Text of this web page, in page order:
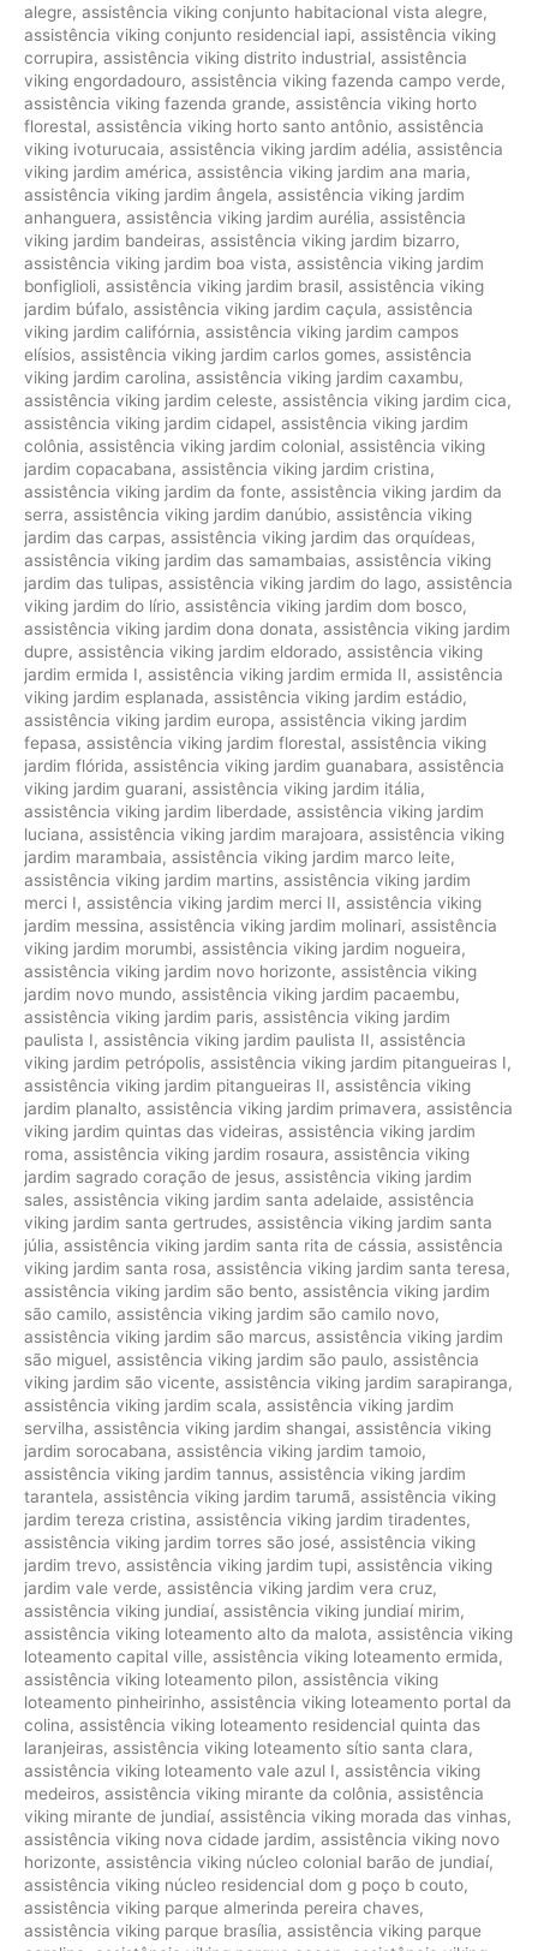
alegre, assistência viking conjunto habitacional vista alegre,
assistência viking conjunto residencial iapi, assistência viking
corrupira, assistência viking distrito industrial, assistência
viking engordadouro, assistência viking fazenda campo verde,
assistência viking fazenda grande, assistência viking horto
florestal, assistência viking horto santo antônio, assistência
viking ivoturucaia, assistência viking jardim adélia, assistência
viking jardim américa, assistência viking jardim ana maria,
assistência viking jardim ângela, assistência viking jardim
anhanguera, assistência viking jardim aurélia, assistência
viking jardim bandeiras, assistência viking jardim bizarro,
assistência viking jardim boa vista, assistência viking jardim
bonfiglioli, assistência viking jardim brasil, assistência viking
jardim búfalo, assistência viking jardim caçula, assistência
viking jardim califórnia, assistência viking jardim campos
elísios, assistência viking jardim carlos gomes, assistência
viking jardim carolina, assistência viking jardim caxambu,
assistência viking jardim celeste, assistência viking jardim cica,
assistência viking jardim cidapel, assistência viking jardim
colônia, assistência viking jardim colonial, assistência viking
jardim copacabana, assistência viking jardim cristina,
assistência viking jardim da fonte, assistência viking jardim da
serra, assistência viking jardim danúbio, assistência viking
jardim das carpas, assistência viking jardim das orquídeas,
assistência viking jardim das samambaias, assistência viking
jardim das tulipas, assistência viking jardim do lago, assistência
viking jardim do lírio, assistência viking jardim dom bosco,
assistência viking jardim dona donata, assistência viking jardim
dupre, assistência viking jardim eldorado, assistência viking
jardim ermida I, assistência viking jardim ermida II, assistência
viking jardim esplanada, assistência viking jardim estádio,
assistência viking jardim europa, assistência viking jardim
fepasa, assistência viking jardim florestal, assistência viking
jardim flórida, assistência viking jardim guanabara, assistência
viking jardim guarani, assistência viking jardim itália,
assistência viking jardim liberdade, assistência viking jardim
luciana, assistência viking jardim marajoara, assistência viking
jardim marambaia, assistência viking jardim marco leite,
assistência viking jardim martins, assistência viking jardim
merci I, assistência viking jardim merci II, assistência viking
jardim messina, assistência viking jardim molinari, assistência
viking jardim morumbi, assistência viking jardim nogueira,
assistência viking jardim novo horizonte, assistência viking
jardim novo mundo, assistência viking jardim pacaembu,
assistência viking jardim paris, assistência viking jardim
paulista I, assistência viking jardim paulista II, assistência
viking jardim petrópolis, assistência viking jardim pitangueiras I,
assistência viking jardim pitangueiras II, assistência viking
jardim planalto, assistência viking jardim primavera, assistência
viking jardim quintas das videiras, assistência viking jardim
roma, assistência viking jardim rosaura, assistência viking
jardim sagrado coração de jesus, assistência viking jardim
sales, assistência viking jardim santa adelaide, assistência
viking jardim santa gertrudes, assistência viking jardim santa
júlia, assistência viking jardim santa rita de cássia, assistência
viking jardim santa rosa, assistência viking jardim santa teresa,
assistência viking jardim são bento, assistência viking jardim
são camilo, assistência viking jardim são camilo novo,
assistência viking jardim são marcus, assistência viking jardim
são miguel, assistência viking jardim são paulo, assistência
viking jardim são vicente, assistência viking jardim sarapiranga,
assistência viking jardim scala, assistência viking jardim
servilha, assistência viking jardim shangai, assistência viking
jardim sorocabana, assistência viking jardim tamoio,
assistência viking jardim tannus, assistência viking jardim
tarantela, assistência viking jardim tarumã, assistência viking
jardim tereza cristina, assistência viking jardim tiradentes,
assistência viking jardim torres são josé, assistência viking
jardim trevo, assistência viking jardim tupi, assistência viking
jardim vale verde, assistência viking jardim vera cruz,
assistência viking jundiaí, assistência viking jundiaí mirim,
assistência viking loteamento alto da malota, assistência viking
loteamento capital ville, assistência viking loteamento ermida,
assistência viking loteamento pilon, assistência viking
loteamento pinheirinho, assistência viking loteamento portal da
colina, assistência viking loteamento residencial quinta das
laranjeiras, assistência viking loteamento sítio santa clara,
assistência viking loteamento vale azul I, assistência viking
medeiros, assistência viking mirante da colônia, assistência
viking mirante de jundiaí, assistência viking morada das vinhas,
assistência viking nova cidade jardim, assistência viking novo
horizonte, assistência viking núcleo colonial barão de jundiaí,
assistência viking núcleo residencial dom g poço b couto,
assistência viking parque almerinda pereira chaves,
assistência viking parque brasília, assistência viking parque